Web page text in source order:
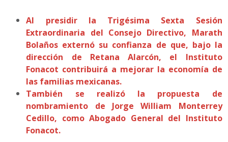
Al presidir la Trigésima Sexta Sesión
Extraordinaria del Consejo Directivo, Marath
Bolaños externó su confianza de que, bajo la
dirección de Retana Alarcón, el Instituto
Fonacot contribuirá a mejorar la economía de
las familias mexicanas.
También se realizó la propuesta de
nombramiento de Jorge William Monterrey
Cedillo, como Abogado General del Instituto
Fonacot.